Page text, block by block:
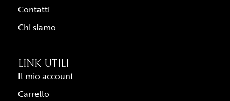
Contatti
Chi siamo
LINK UTILI
Il mio account
Carrello